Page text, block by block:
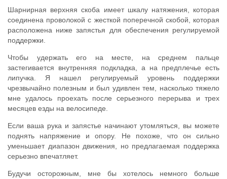
Шарнирная верхняя скоба имеет шкалу натяжения, которая
соединена проволокой с жесткой поперечной скобой, которая
расположена ниже запястья для обеспечения регулируемой
поддержки.
Чтобы удержать его на месте, на среднем пальце
застегивается внутренняя подкладка, а на предплечье есть
липучка. Я нашел регулируемый уровень поддержки
чрезвычайно полезным и был удивлен тем, насколько тяжело
мне удалось проехать после серьезного перерыва и трех
месяцев езды на велосипеде.
Если ваша рука и запястье начинают утомляться, вы можете
поднять напряжение и опору. Не похоже, что он сильно
уменьшает диапазон движения, но предлагаемая поддержка
серьезно впечатляет.
Будучи осторожным, мне бы хотелось немного больше